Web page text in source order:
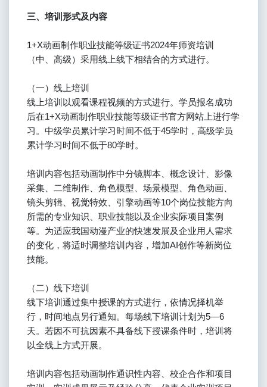
三、培训形式及内容
1+X动画制作职业技能等级证书2024年师资培训
（中、高级）采用线上线下相结合的方式进行。
（一）线上培训
线上培训以观看课程视频的方式进行。学员报名成功
后在1+X动画制作职业技能等级证书官方网站上进行学
习。中级学员累计学习时间不低于45学时，高级学员
累计学习时间不低于80学时。
培训内容包括动画制作中分镜脚本、概念设计、影像
采集、二维制作、角色模型、场景模型、角色动画、
镜头剪辑、视觉特效、引擎动画等10个岗位技能方向
所需的专业知识、职业技能以及企业实际项目案例
等。为适应我国动漫产业的快速发展及企业用人需求
的变化，将适时调整培训内容，增加AI创作等新岗位
技能。
（二）线下培训
线下培训通过集中授课的方式进行，依情况择机举
行，时间地点另行通知。每场线下培训计划为5—6
天。若因不可抗因素不具备线下授课条件时，培训将
以全线上方式开展。
培训内容包括动画制作通识性内容、校企合作和项目